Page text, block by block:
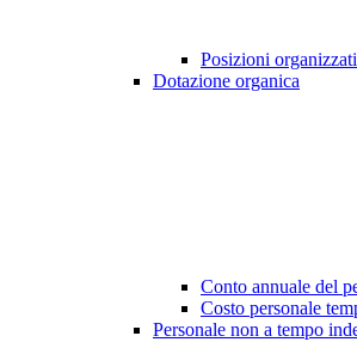
Posizioni
Dotazione organica
Conto annuale del
Costo personale
Personale non a tempo